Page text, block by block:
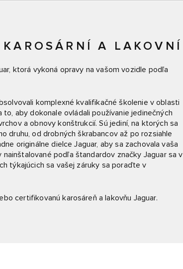
A LAKOVNÍ
ktorá vykoná opravy na vašom vozidle podľa
komplexné kvalifikačné školenie v oblasti
aby dokonale ovládali používanie jedinečných
a obnovy konštrukcií. Sú jediní, na ktorých sa
druhu, od drobných škrabancov až po rozsiahle
originálne dielce Jaguar, aby sa zachovala vaša
podľa štandardov značky Jaguar sa v
týkajúcich sa vašej záruky sa poraďte v
certifikovanú karosáreň a lakovňu Jaguar.